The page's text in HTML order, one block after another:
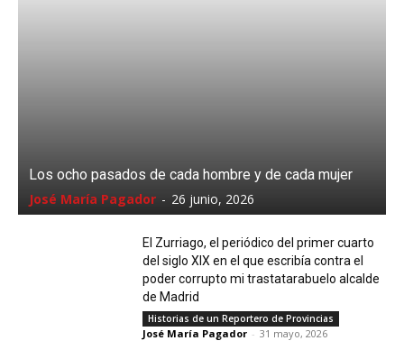
Los ocho pasados de cada hombre y de cada mujer
José María Pagador - 26 junio, 2026
El Zurriago, el periódico del primer cuarto
del siglo XIX en el que escribía contra el
poder corrupto mi trastatarabuelo alcalde
de Madrid
Historias de un Reportero de Provincias
José María Pagador - 31 mayo, 2026